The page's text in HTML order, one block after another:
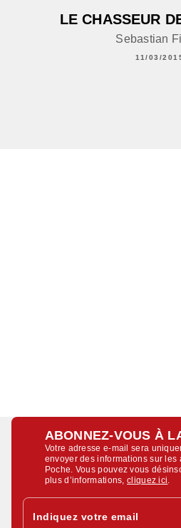
LE CHASSEUR
Sebastian
11/03/
ABONNEZ-VOUS À
Votre adresse e-mail sera
envoyer des informations sur les
Poche. Vous pouvez vous
plus d’informations,cliquez ici
Indiquez votre email